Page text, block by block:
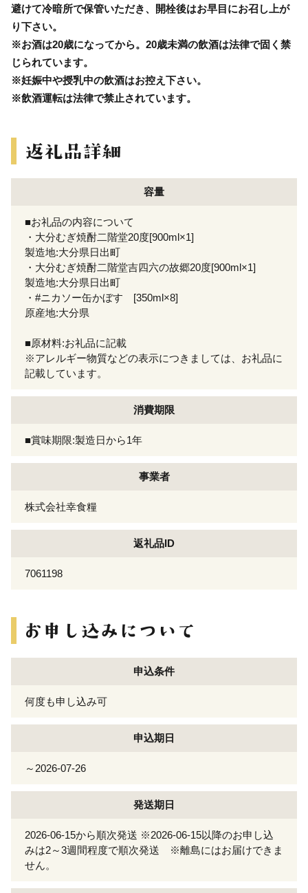
避けて冷暗所で保管いただき、開栓後はお早目にお召し上が
り下さい。
※お酒は20歳になってから。20歳未満の飲酒は法律で固く禁
じられています。
※妊娠中や授乳中の飲酒はお控え下さい。
※飲酒運転は法律で禁止されています。
容量
■お礼品の内容について
・大分むぎ焼酎二階堂20度[900ml×1]
製造地:大分県日出町
・大分むぎ焼酎二階堂吉四六の故郷20度[900ml×1]
製造地:大分県日出町
・#ニカソー缶かぼす [350ml×8]
原産地:大分県
■原材料:お礼品に記載
※アレルギー物質などの表示につきましては、お礼品に
記載しています。
消費期限
■賞味期限:製造日から1年
事業者
株式会社幸食糧
返礼品ID
7061198
申込条件
何度も申し込み可
申込期日
～2026-07-26
発送期日
2026-06-15から順次発送 ※2026-06-15以降のお申し込
みは2～3週間程度で順次発送 ※離島にはお届けできま
せん。